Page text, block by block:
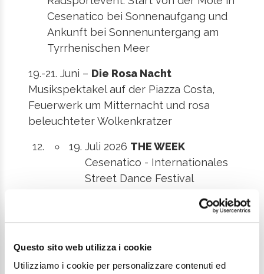
Questo sito web utilizza i cookie
Utilizziamo i cookie per personalizzare contenuti ed
Cesenatico bei Sonnenaufgang und
Ankunft bei Sonnenuntergang am
Tyrrhenischen Meer
19.-21. Juni – Die Rosa Nacht
Musikspektakel auf der Piazza Costa,
Feuerwerk um Mitternacht und rosa
beleuchteter Wolkenkratzer
Juli 2026 THE WEEK
Cesenatico - Internationales
Street Dance Festival
Traditionen und Feierlichkeiten
Romagna
Um 20:30 Uhr am Kanalhafen, Bereich